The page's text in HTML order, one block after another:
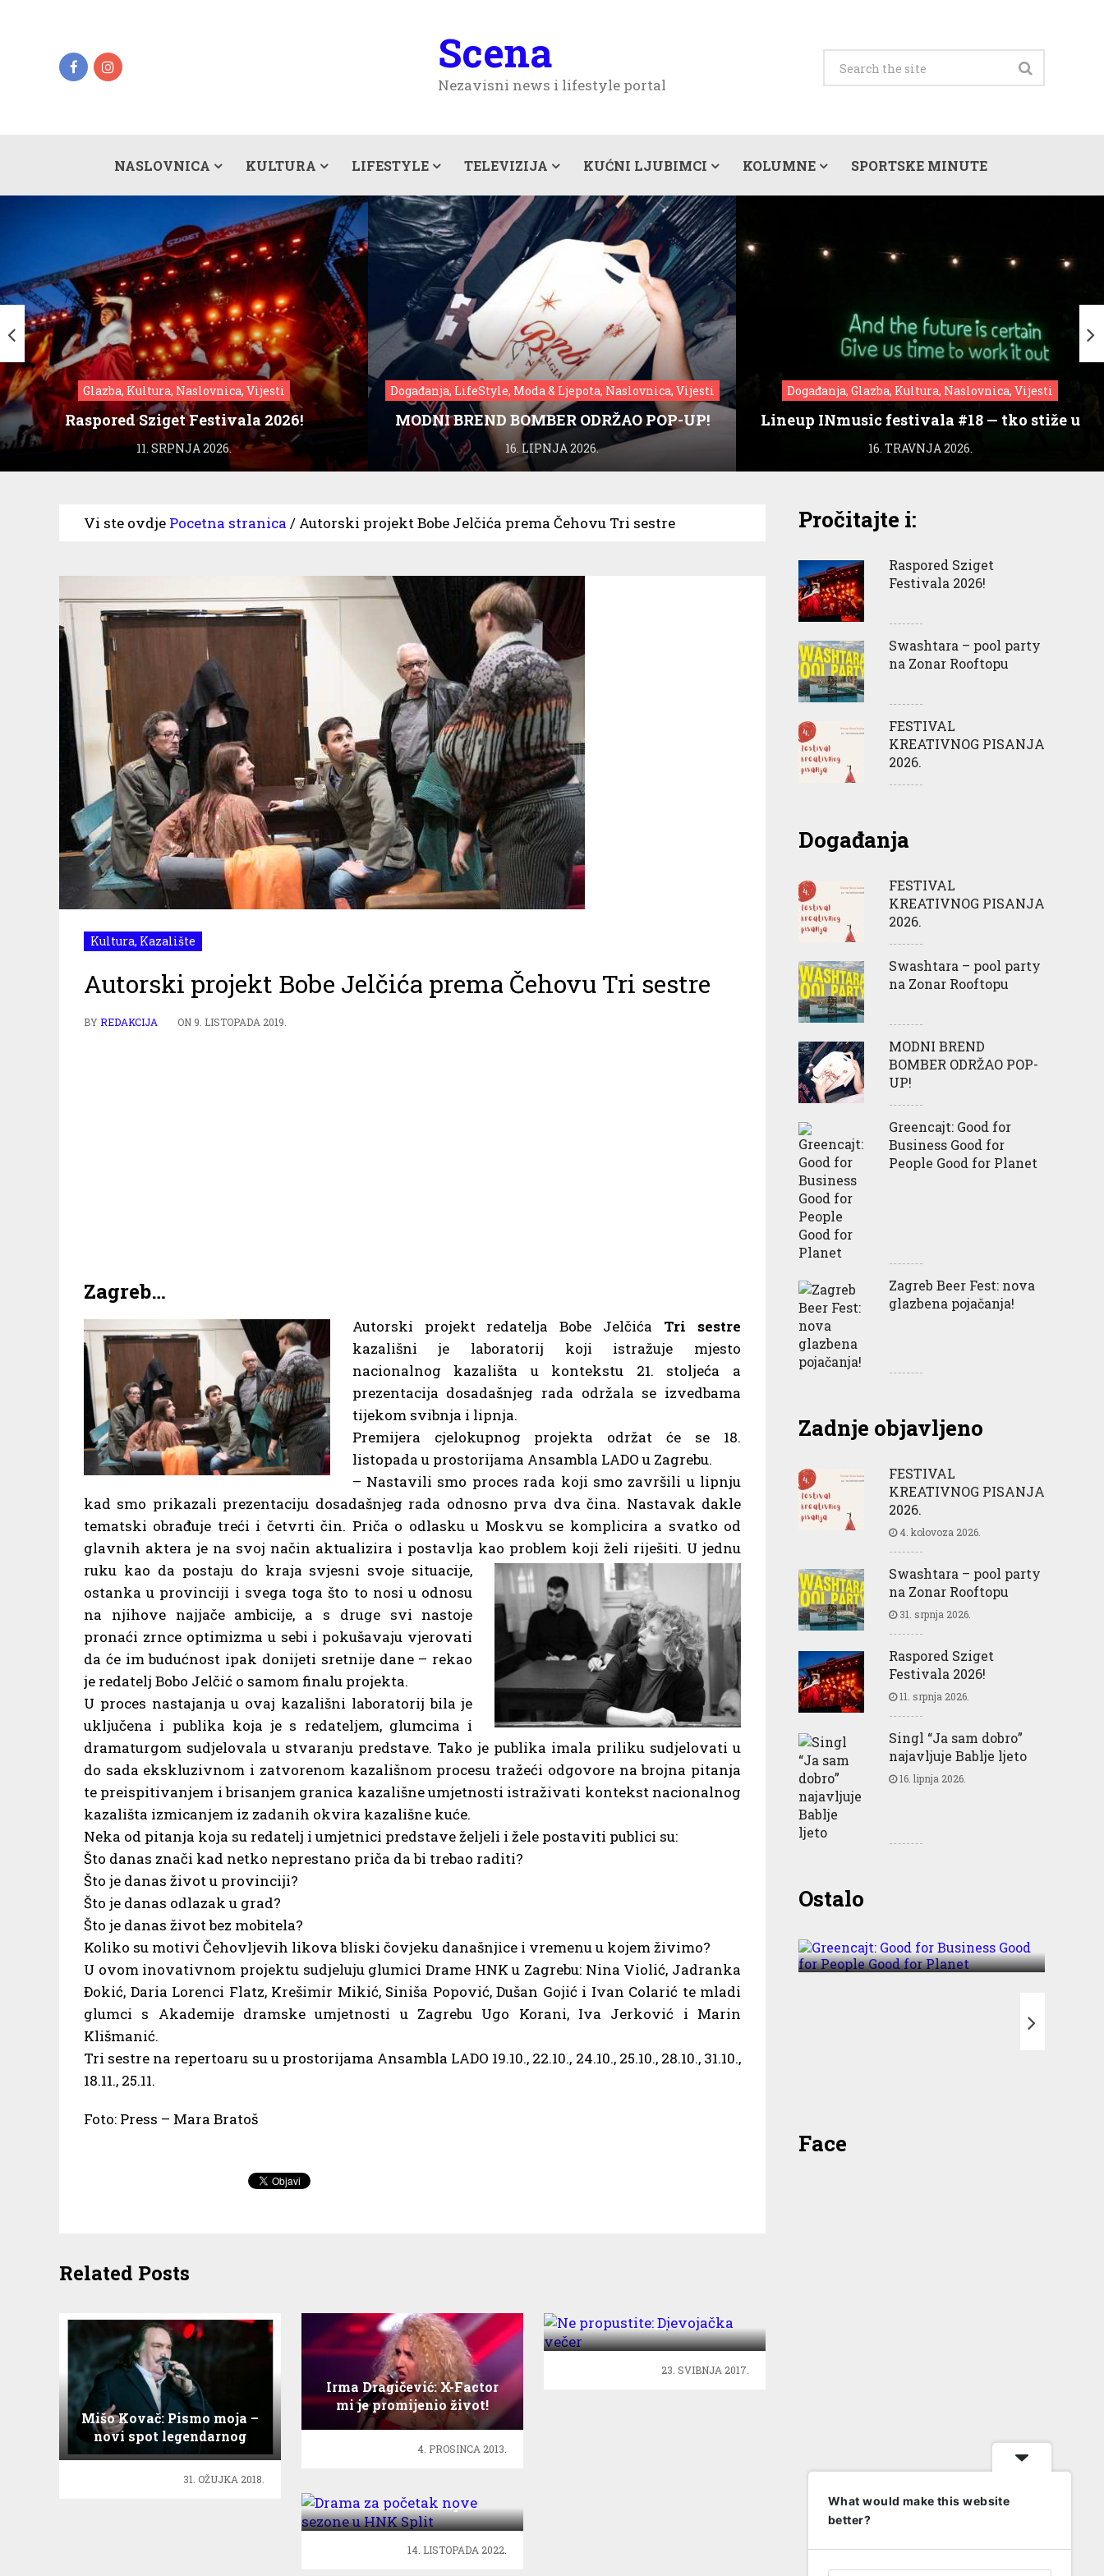
Scena
Nezavisni news i lifestyle portal
NASLOVNICA KULTURA LIFESTYLE TELEVIZIJA KUĆNI LJUBIMCI KOLUMNE SPORTSKE MINUTE
Glazba, Kultura, Naslovnica, Vijesti
Raspored Sziget Festivala 2026!
11. SRPNJA 2026.
Događanja, LifeStyle, Moda & Ljepota, Naslovnica, Vijesti
MODNI BREND BOMBER ODRŽAO POP-UP!
16. LIPNJA 2026.
Događanja, Glazba, Kultura, Naslovnica, Vijesti
Lineup INmusic festivala #18 — tko stiže u
Zagreb?
16. TRAVNJA 2026.
Vi ste ovdje Pocetna stranica / Autorski projekt Bobe Jelčića prema Čehovu Tri sestre
Kultura, Kazalište
Autorski projekt Bobe Jelčića prema Čehovu Tri sestre
BYREDAKCIJA ON 9. LISTOPADA 2019.
Zagreb…
Autorski projekt redatelja Bobe Jelčića Tri sestre
kazališni je laboratorij koji istražuje mjesto
nacionalnog kazališta u kontekstu 21. stoljeća a
prezentacija dosadašnjeg rada održala se izvedbama
tijekom svibnja i lipnja.
Premijera cjelokupnog projekta održat će se 18.
listopada u prostorijama Ansambla LADO u Zagrebu.
– Nastavili smo proces rada koji smo završili u lipnju
kad smo prikazali prezentaciju dosadašnjeg rada odnosno prva dva čina. Nastavak dakle
tematski obrađuje treći i četvrti čin. Priča o odlasku u Moskvu se komplicira a svatko od
glavnih aktera je na svoj način aktualizira i postavlja kao problem koji želi riješiti. U jednu
ruku kao da postaju do kraja svjesni svoje situacije,
ostanka u provinciji i svega toga što to nosi u odnosu
na njihove najjače ambicije, a s druge svi nastoje
pronaći zrnce optimizma u sebi i pokušavaju vjerovati
da će im budućnost ipak donijeti sretnije dane – rekao
je redatelj Bobo Jelčić o samom finalu projekta.
U proces nastajanja u ovaj kazališni laboratorij bila je
uključena i publika koja je s redateljem, glumcima i
dramaturgom sudjelovala u stvaranju predstave. Tako je publika imala priliku sudjelovati u
do sada ekskluzivnom i zatvorenom kazališnom procesu tražeći odgovore na brojna pitanja
te preispitivanjem i brisanjem granica kazališne umjetnosti istraživati kontekst nacionalnog
kazališta izmicanjem iz zadanih okvira kazališne kuće.
Neka od pitanja koja su redatelj i umjetnici predstave željeli i žele postaviti publici su:
Što danas znači kad netko neprestano priča da bi trebao raditi?
Što je danas život u provinciji?
Što je danas odlazak u grad?
Što je danas život bez mobitela?
Koliko su motivi Čehovljevih likova bliski čovjeku današnjice i vremenu u kojem živimo?
U ovom inovativnom projektu sudjeluju glumici Drame HNK u Zagrebu: Nina Violić, Jadranka
Đokić, Daria Lorenci Flatz, Krešimir Mikić, Siniša Popović, Dušan Gojić i Ivan Colarić te mladi
glumci s Akademije dramske umjetnosti u Zagrebu Ugo Korani, Iva Jerković i Marin
Klišmanić.
Tri sestre na repertoaru su u prostorijama Ansambla LADO 19.10., 22.10., 24.10., 25.10., 28.10., 31.10.,
18.11., 25.11.
Foto: Press – Mara Bratoš
Related Posts
Mišo Kovač: Pismo moja –
novi spot legendarnog
pjevača
31. OŽUJKA 2018.
Irma Dragičević: X-Factor
mi je promijenio život!
4. PROSINCA 2013.
večer
23. SVIBNJA 2017.
sezone u HNK Split
14. LISTOPADA 2022.
Pročitajte i:
Raspored Sziget
Festivala 2026!
Swashtara – pool party
na Zonar Rooftopu
FESTIVAL
KREATIVNOG PISANJA
2026.
Događanja
FESTIVAL
KREATIVNOG PISANJA
2026.
Swashtara – pool party
na Zonar Rooftopu
MODNI BREND
BOMBER ODRŽAO POP-
UP!
Greencajt: Good for
Business Good for
People Good for Planet
Zagreb Beer Fest: nova
glazbena pojačanja!
Zadnje objavljeno
FESTIVAL
KREATIVNOG PISANJA
2026.
4. kolovoza 2026.
Swashtara – pool party
na Zonar Rooftopu
31. srpnja 2026.
Raspored Sziget
Festivala 2026!
11. srpnja 2026.
Singl “Ja sam dobro”
najavljuje Bablje ljeto
16. lipnja 2026.
OstaloGreencajt: Good for
Business Good for People
Face
What would make this website
better?